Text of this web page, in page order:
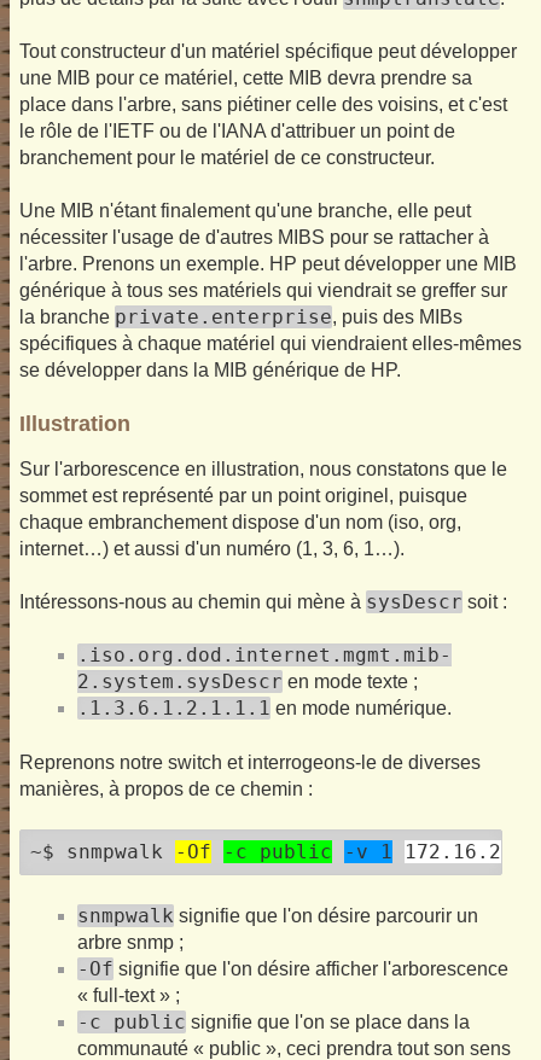
Tout constructeur d'un matériel spécifique peut développer
une MIB pour ce matériel, cette MIB devra prendre sa
place dans l'arbre, sans piétiner celle des voisins, et c'est
le rôle de l'IETF ou de l'IANA d'attribuer un point de
branchement pour le matériel de ce constructeur.
Une MIB n'étant finalement qu'une branche, elle peut
nécessiter l'usage de d'autres MIBS pour se rattacher à
l'arbre. Prenons un exemple. HP peut développer une MIB
générique à tous ses matériels qui viendrait se greffer sur
la branche private.enterprise, puis des MIBs
spécifiques à chaque matériel qui viendraient elles-mêmes
se développer dans la MIB générique de HP.
Illustration
Sur l'arborescence en illustration, nous constatons que le
sommet est représenté par un point originel, puisque
chaque embranchement dispose d'un nom (iso, org,
internet…) et aussi d'un numéro (1, 3, 6, 1…).
Intéressons-nous au chemin qui mène à sysDescr soit :
.iso.org.dod.internet.mgmt.mib-
2.system.sysDescr en mode texte ;
.1.3.6.1.2.1.1.1 en mode numérique.
Reprenons notre switch et interrogeons-le de diverses
manières, à propos de ce chemin :
~$ snmpwalk -Of -c public -v 1
snmpwalk signifie que l'on désire parcourir un
arbre snmp ;
-Of signifie que l'on désire afficher l'arborescence
« full-text » ;
-c public signifie que l'on se place dans la
communauté « public », ceci prendra tout son sens